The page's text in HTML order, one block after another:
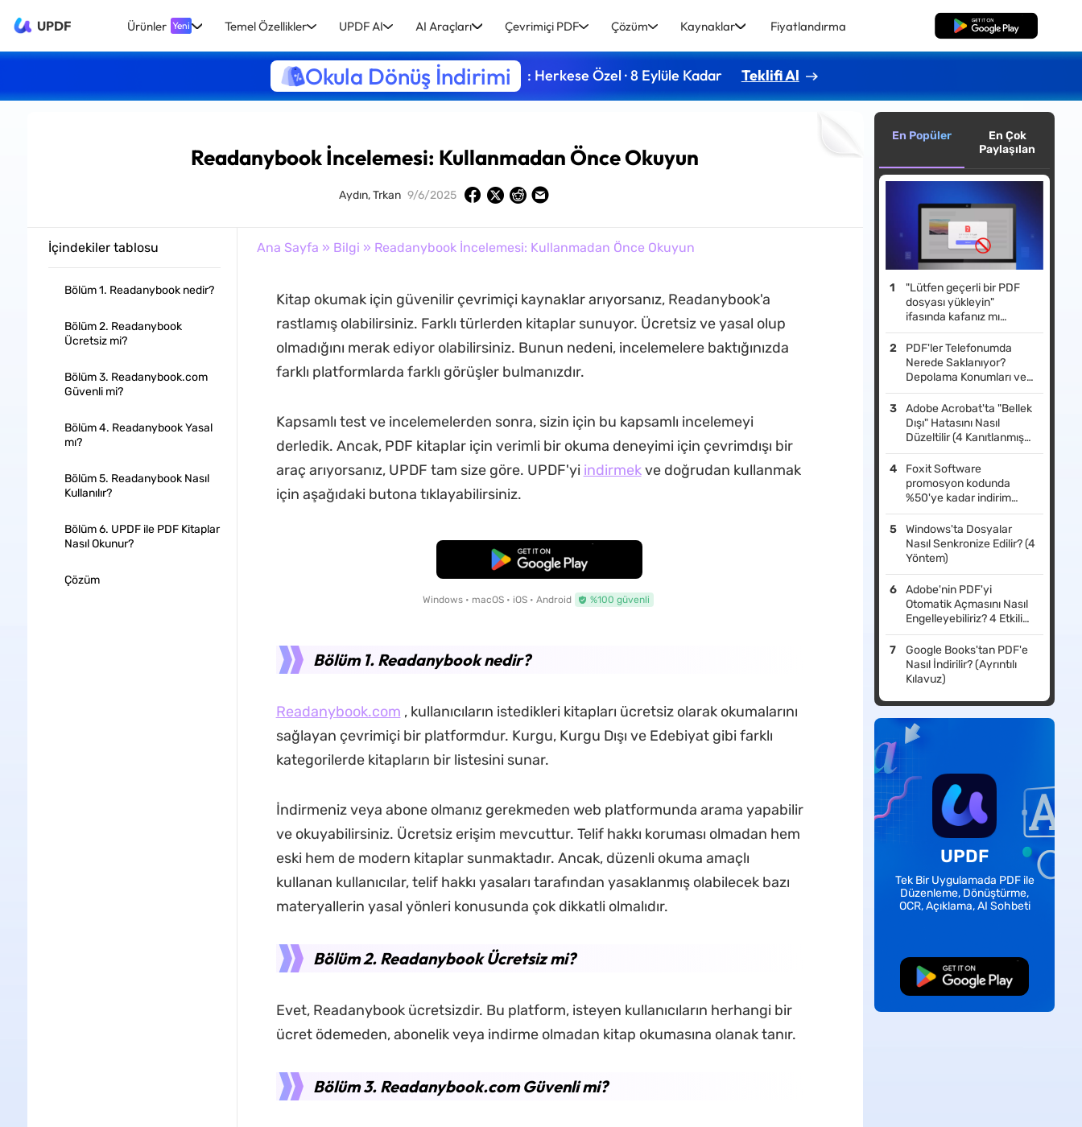
UPDF Ürünler Yeni Temel Özellikler UPDF AI AI Araçları Çevrimiçi PDF Çözüm Kaynaklar Fiyatlandırma Ücretsiz İndirme
Okula Dönüş İndirimi : Herkese Özel · 8 Eylüle Kadar Teklifi Al
Readanybook İncelemesi: Kullanmadan Önce Okuyun
Aydın, Trkan 9/6/2025
İçindekiler tablosu
Bölüm 1. Readanybook nedir?
Bölüm 2. Readanybook
Ücretsiz mi?
Bölüm 3. Readanybook.com
Güvenli mi?
Bölüm 4. Readanybook Yasal
mı?
Bölüm 5. Readanybook Nasıl
Kullanılır?
Bölüm 6. UPDF ile PDF Kitaplar
Nasıl Okunur?
Çözüm
Ana Sayfa » Bilgi » Readanybook İncelemesi: Kullanmadan Önce Okuyun
Kitap okumak için güvenilir çevrimiçi kaynaklar arıyorsanız, Readanybook'a
rastlamış olabilirsiniz. Farklı türlerden kitaplar sunuyor. Ücretsiz ve yasal olup
olmadığını merak ediyor olabilirsiniz. Bunun nedeni, incelemelere baktığınızda
farklı platformlarda farklı görüşler bulmanızdır.
Kapsamlı test ve incelemelerden sonra, sizin için bu kapsamlı incelemeyi
derledik. Ancak, PDF kitaplar için verimli bir okuma deneyimi için çevrimdışı bir
araç arıyorsanız, UPDF tam size göre. UPDF'yi indirmekve doğrudan kullanmak
için aşağıdaki butona tıklayabilirsiniz.
Ücretsiz İndirme
Windows • macOS • iOS • Android %100 güvenli
Bölüm 1. Readanybook nedir?
Readanybook.com , kullanıcıların istedikleri kitapları ücretsiz olarak okumalarını
sağlayan çevrimiçi bir platformdur. Kurgu, Kurgu Dışı ve Edebiyat gibi farklı
kategorilerde kitapların bir listesini sunar.
İndirmeniz veya abone olmanız gerekmeden web platformunda arama yapabilir
ve okuyabilirsiniz. Ücretsiz erişim mevcuttur. Telif hakkı koruması olmadan hem
eski hem de modern kitaplar sunmaktadır. Ancak, düzenli okuma amaçlı
kullanan kullanıcılar, telif hakkı yasaları tarafından yasaklanmış olabilecek bazı
materyallerin yasal yönleri konusunda çok dikkatli olmalıdır.
Bölüm 2. Readanybook Ücretsiz mi?
Evet, Readanybook ücretsizdir. Bu platform, isteyen kullanıcıların herhangi bir
ücret ödemeden, abonelik veya indirme olmadan kitap okumasına olanak tanır.
Bölüm 3. Readanybook.com Güvenli mi?
En Popüler
En Çok
Paylaşılan
"Lütfen geçerli bir PDF
dosyası yükleyin"
ifasında kafanız mı
karıştı? Ne Anlama
Geliyor ve Nasıl Düzeltilir
PDF'ler Telefonumda
Nerede Saklanıyor?
Depolama Konumları ve
Düzenleme Seçenekleri
Adobe Acrobat'ta "Bellek
Dışı" Hatasını Nasıl
Düzeltilir (4 Kanıtlanmış
Çözüm + Daha İyi
Alternatifler)
Foxit Software
promosyon kodunda
%50'ye kadar indirim
sunan ilk 10 web sitesi
Windows'ta Dosyalar
Nasıl Senkronize Edilir? (4
Yöntem)
Adobe'nin PDF'yi
Otomatik Açmasını Nasıl
Engelleyebiliriz? 4 Etkili
Yöntem
Google Books'tan PDF'e
Nasıl İndirilir? (Ayrıntılı
Kılavuz)
UPDF
Tek Bir Uygulamada PDF ile
Düzenleme, Dönüştürme,
OCR, Açıklama, AI Sohbeti
Ücretsiz İndirme